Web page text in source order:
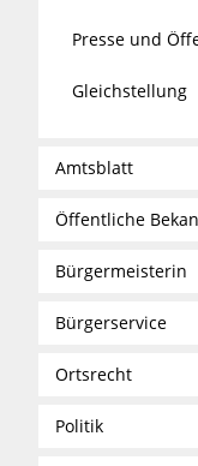
Presse und
Gleichstellung
Amtsblatt
Öffentliche
Bürgermeisterin
Bürgerservice
Ortsrecht
Politik